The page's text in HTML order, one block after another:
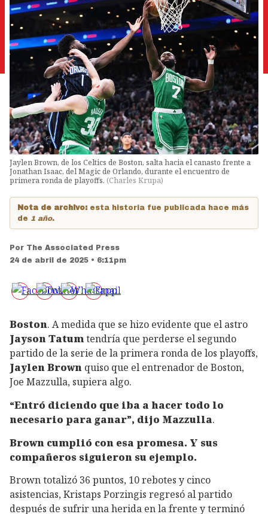
Jaylen Brown, de los Celtics de Boston, salta hacia el canasto frente a
Jonathan Isaac, del Magic de Orlando, durante el encuentro de
primera ronda de playoffs. (Charles Krupa)
Nota de archivo: esta historia fue publicada hace más
de 1 año.
Por The Associated Press
24 de abril de 2025 • 6:11pm
Boston. A medida que se hizo evidente que el astro
Jayson Tatumtendría que perderse el segundo
partido de la serie de la primera ronda de los playoffs,
Jaylen Brown quiso que el entrenador de Boston,
Joe Mazzulla, supiera algo.
“Entró diciendo que iba a hacer todo lo
necesario para ganar”, dijo Mazzulla.
Brown cumplió con esa promesa. Y sus
compañeros siguieron su ejemplo.
Brown totalizó 36 puntos, 10 rebotes y cinco
asistencias, Kristaps Porzingis regresó al partido
después de sufrir una herida en la frente y terminó